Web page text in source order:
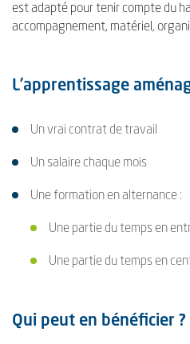
est adapté pour tenir compte du
accompagnement, matériel,
L’apprentissage
Un vrai contrat de travail
Un salaire chaque mois
Une formation en alternance :
Une partie du temps en
Une partie du temps en
Qui peut en bénéficier ?